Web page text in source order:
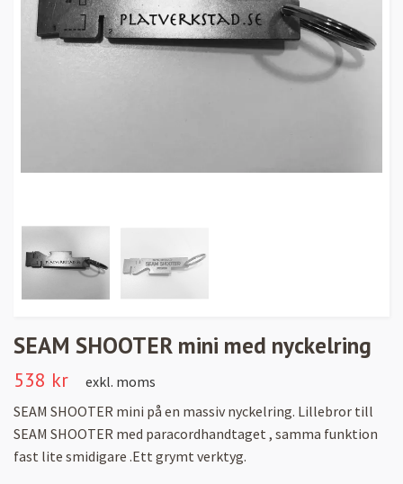
SEAM SHOOTER mini med nyckelring
538 kr
exkl. moms
SEAM SHOOTER mini på en massiv nyckelring. Lillebror till
SEAM SHOOTER med paracordhandtaget , samma funktion
fast lite smidigare .Ett grymt verktyg.